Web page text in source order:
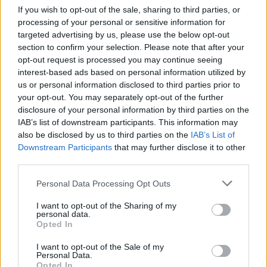
If you wish to opt-out of the sale, sharing to third parties, or
processing of your personal or sensitive information for
targeted advertising by us, please use the below opt-out
section to confirm your selection. Please note that after your
opt-out request is processed you may continue seeing
interest-based ads based on personal information utilized by
us or personal information disclosed to third parties prior to
your opt-out. You may separately opt-out of the further
disclosure of your personal information by third parties on the
IAB’s list of downstream participants. This information may
also be disclosed by us to third parties on the IAB’s List of
Downstream Participants that may further disclose it to other
Personal Data Processing Opt Outs
I want to opt-out of the Sharing of my
personal data.
Opted In
I want to opt-out of the Sale of my
Personal Data.
šienpjoviai
Žinios Lietuvos diena
00:02:40
Danija stiprina gynybą: kariams teks tarnauti ilgiau
Žinios | Pasaulis
Visi įrašai
Žiūrimiausi įrašai
vaiko gyvybių išgelbėti nepavyko